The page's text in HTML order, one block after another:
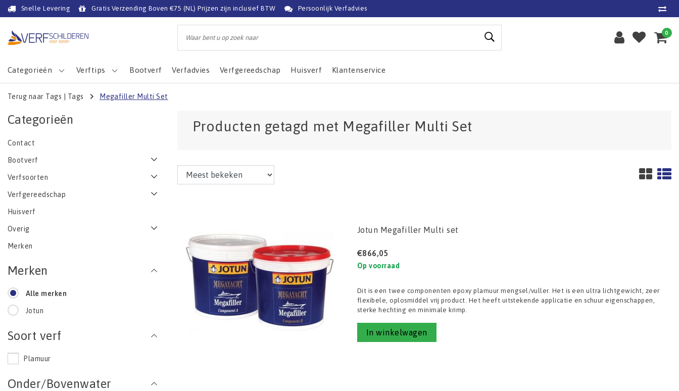
Snelle Levering Gratis Verzending Boven €75 (NL) Prijzen zijn inclusief BTW Persoonlijk Verfadvies
0
Categorieën Verftips Bootverf Verfadvies Verfgereedschap Huisverf Klantenservice
Terug naar Tags Tags Megafiller Multi Set
Categorieën
Contact
Bootverf
Verfsoorten
Verfgereedschap
Huisverf
Overig
Merken
Merken
Alle merken
Jotun
Soort verf
Plamuur
Onder/Bovenwater
Producten getagd met Megafiller Multi Set
Jotun Megafiller Multi set
€866,05
Op voorraad
Dit is een twee componenten epoxy plamuur mengsel/vuller. Het is een ultra lichtgewicht, zeer
flexibele, oplosmiddel vrij product. Het heeft uitstekende applicatie en schuur eigenschappen,
sterke hechting en minimale krimp.
In winkelwagen